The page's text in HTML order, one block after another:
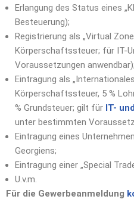
Erlangung des Status eines
Besteuerung);
Registrierung als „Virtual
Körperschaftssteuer; für IT-
Voraussetzungen anwendbar);
Eintragung als
Körperschaftssteuer, 5 %
% Grundsteuer; gilt für IT-
unter bestimmten
Eintragung eines
Georgiens;
Eintragung einer „Special
U.v.m.
Für die Gewerbeanmeldung